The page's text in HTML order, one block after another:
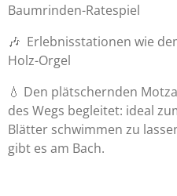
Baumrinden-Ratespiel
🎶 Erlebnisstationen wie
Holz-Orgel
💧 Den plätschernden
des Wegs begleitet: ideal
Blätter schwimmen zu
gibt es am Bach.